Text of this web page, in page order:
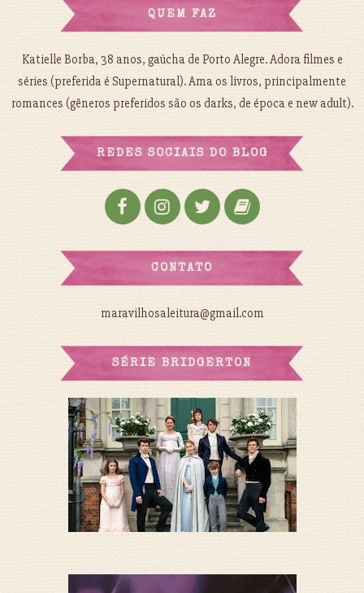
QUEM FAZ
Katielle Borba, 38 anos, gaúcha de Porto Alegre. Adora filmes e
séries (preferida é Supernatural). Ama os livros, principalmente
romances (gêneros preferidos são os darks, de época e new adult).
REDES SOCIAIS DO BLOG
CONTATO
maravilhosaleitura@gmail.com
SÉRIE BRIDGERTON